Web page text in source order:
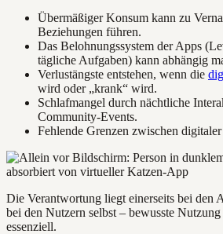
Übermäßiger Konsum kann zu
Beziehungen führen.
Das Belohnungssystem der Apps
tägliche Aufgaben) kann abhängig
Verlustängste entstehen, wenn die
wird oder „krank“ wird.
Schlafmangel durch nächtliche
Community-Events.
Fehlende Grenzen zwischen
Die Verantwortung liegt einerseits bei den
bei den Nutzern selbst – bewusste Nutzung
essenziell.